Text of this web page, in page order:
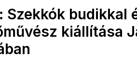
Szekkók budikkal
kiállítása